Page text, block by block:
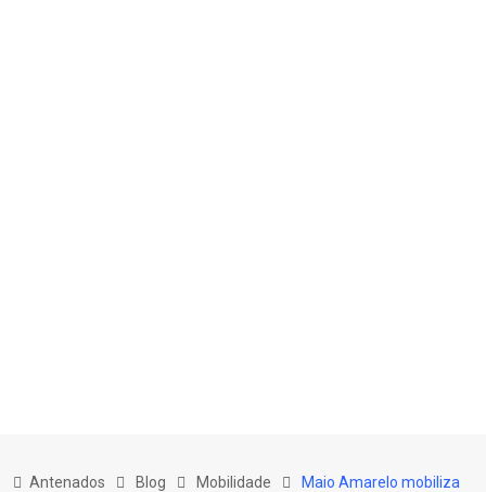
Antenados Blog Mobilidade
Maio Amarelo mobiliza